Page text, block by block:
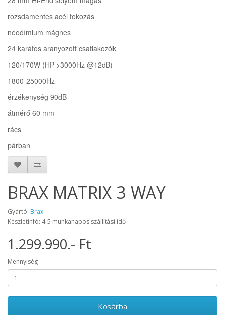
rozsdamentes acél tokozás
neodímium mágnes
24 karátos aranyozott csatlakozók
120/170W (HP >3000Hz @12dB)
1800-25000Hz
érzékenység 90dB
átmérő 60 mm
rács
párban
BRAX MATRIX 3 WAY
Gyártó: Brax
Készletinfó: 4-5 munkanapos szállítási idő
1.299.990.- Ft
Mennyiség
Kosárba